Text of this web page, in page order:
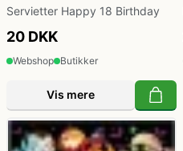
Servietter Happy 18 Birthday
20 DKK
Webshop Butikker
Vis mere